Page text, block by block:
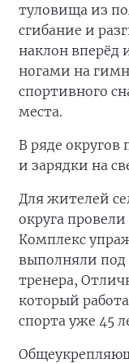
туловища из
сгибание и
наклон вперёд
ногами на
спортивного
места.
В ряде
и зарядки на
Для жителей
округа
Комплекс
выполняли под
тренера,
который
спорта уже 45